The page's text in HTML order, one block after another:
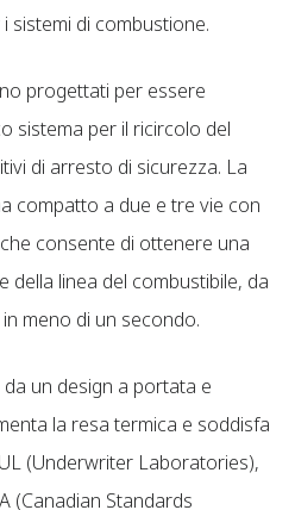
sistemi di combustione.
progettati per essere
sistema per il ricircolo del
di arresto di sicurezza. La
compatto a due e tre vie con
consente di ottenere una
della linea del combustibile, da
meno di un secondo.
un design a portata e
la resa termica e soddisfa
(Underwriter Laboratories),
(Canadian Standards